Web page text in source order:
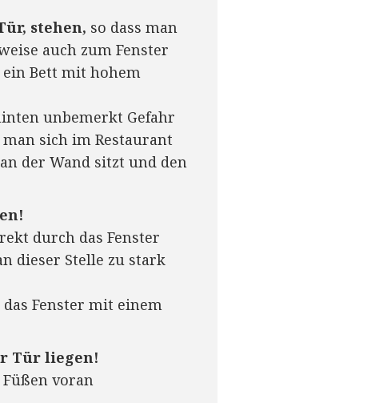
stehen, so dass man
auch zum Fenster
Bett mit hohem
unbemerkt Gefahr
sich im Restaurant
der Wand sitzt und den
durch das Fenster
dieser Stelle zu stark
Fenster mit einem
Tür liegen!
voran